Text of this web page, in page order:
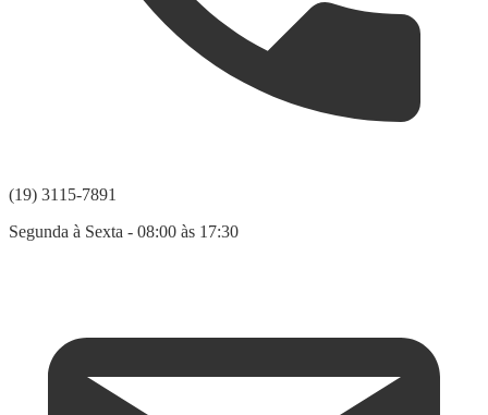
(19) 3115-7891
Segunda à Sexta - 08:00 às 17:30